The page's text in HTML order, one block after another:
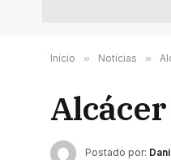
Início » Notícias »
Alcácer
Postado por: